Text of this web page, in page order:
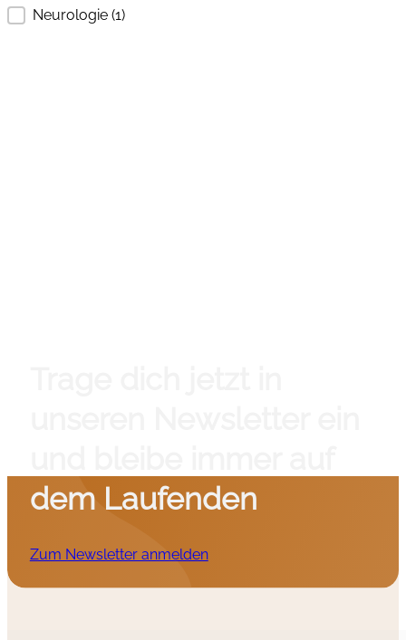
Neurologie (1)
dem Laufenden
Zum Newsletter anmelden